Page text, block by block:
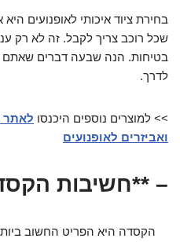
בחירת ציוד איכותי לאופנועים
שכל רוכב צריך לקבל. זה לא רק
בטיחות. הנה שבעה דברים שאתם
לדרך.
>> למוצרים נוספים היכנסו לאתר
ואביזרים לאופנועים
– **חשיבות
הקסדה היא הפריט החשוב